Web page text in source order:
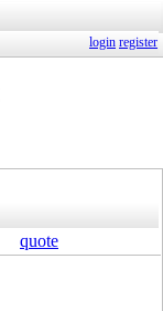
login register
quote